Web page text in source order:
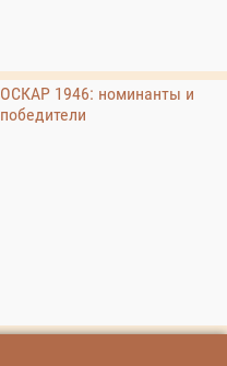
ОСКАР 1946: номинанты и
победители